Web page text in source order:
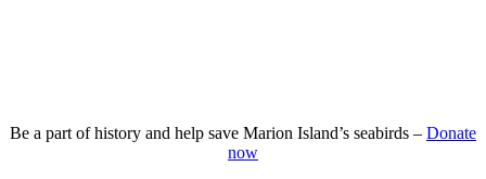
Be a part of history and help save Marion Island’s seabirds – Donate
now